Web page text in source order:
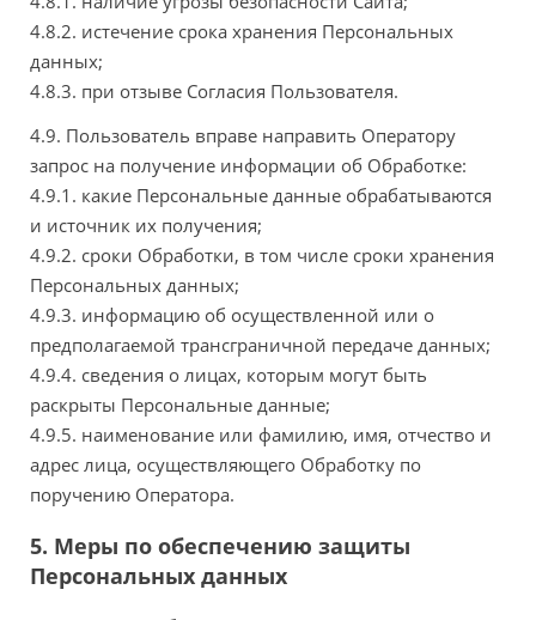
4.8.2. истечение срока хранения Персональных
данных;
4.8.3. при отзыве Согласия Пользователя.
4.9. Пользователь вправе направить Оператору
запрос на получение информации об Обработке:
4.9.1. какие Персональные данные обрабатываются
и источник их получения;
4.9.2. сроки Обработки, в том числе сроки хранения
Персональных данных;
4.9.3. информацию об осуществленной или о
предполагаемой трансграничной передаче данных;
4.9.4. сведения о лицах, которым могут быть
раскрыты Персональные данные;
4.9.5. наименование или фамилию, имя, отчество и
адрес лица, осуществляющего Обработку по
поручению Оператора.
5. Меры по обеспечению защиты
Персональных данных